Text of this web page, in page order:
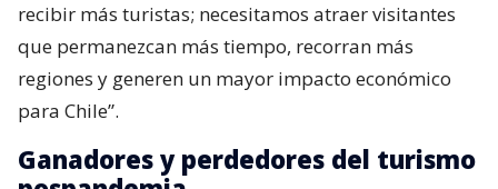
recibir más turistas; necesitamos atraer visitantes
que permanezcan más tiempo, recorran más
regiones y generen un mayor impacto económico
para Chile”.
Ganadores y perdedores del turismo